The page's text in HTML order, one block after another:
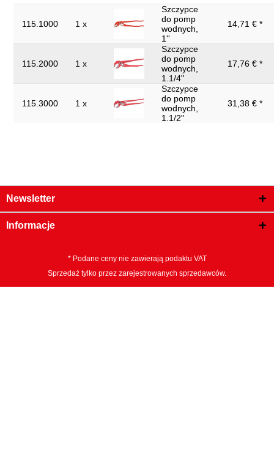
115.1000 1 x
Szczypce
do pomp
wodnych,
1''
14,71 € *
115.2000 1 x
Szczypce
do pomp
wodnych,
1.1/4"
17,76 € *
115.3000 1 x
Szczypce
do pomp
wodnych,
1.1/2"
31,38 € *
Newsletter
Informacje
* Podane ceny nie zawierają podaktu VAT
Sprzedaż tylko przez zarejestrowanych sprzedawców.